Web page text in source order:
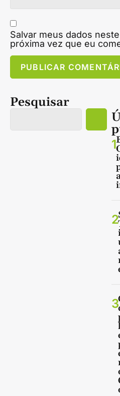
Salvar meus dados
próxima vez que eu
Pesquisar
1
2
3